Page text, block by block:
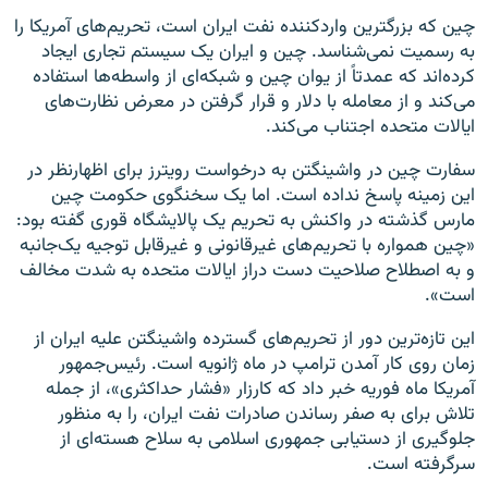
چین که بزرگترین واردکننده نفت ایران است، تحریم‌های آمریکا را
به رسمیت نمی‌شناسد. چین و ایران یک سیستم تجاری ایجاد
کرده‌اند که عمدتاً از یوان چین و شبکه‌ای از واسطه‌ها استفاده
می‌کند و از معامله با دلار و قرار گرفتن در معرض نظارت‌های
ایالات متحده اجتناب می‌کند.
سفارت چین در واشینگتن به درخواست رویترز برای اظهارنظر در
این زمینه پاسخ نداده است. اما یک سخنگوی حکومت چین
مارس گذشته در واکنش به تحریم یک پالایشگاه قوری گفته بود:
«چین همواره با تحریم‌های غیرقانونی و غیرقابل توجیه یک‌جانبه
و به اصطلاح صلاحیت دست دراز ایالات متحده به شدت مخالف
است».
این تازه‌ترین دور از تحریم‌های گسترده واشینگتن علیه ایران از
زمان روی کار آمدن ترامپ در ماه ژانویه است. رئیس‌جمهور
آمریکا ماه فوریه خبر داد که کارزار «فشار حداکثری»، از جمله
تلاش برای به صفر رساندن صادرات نفت ایران، را به منظور
جلوگیری از دستیابی جمهوری اسلامی به سلاح هسته‌ای از
سرگرفته است.